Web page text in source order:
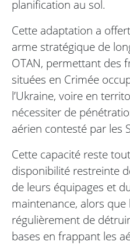
planification au sol.
Cette adaptation a
arme stratégique de
OTAN, permettant des
situées en Crimée
l’Ukraine, voire en
nécessiter de
aérien contesté par les
Cette capacité reste
disponibilité restreinte
de leurs équipages et
maintenance, alors
régulièrement de
bases en frappant les